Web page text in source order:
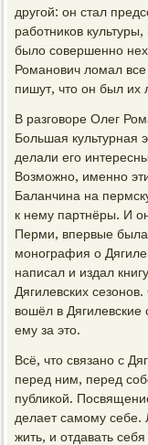
другой: он стал
работников
было совершенно
Романович ломал
пишут, что он был
В разговоре Олег
Большая культурная
делали его
Возможно, именно
Баланчина на
к нему партнёры. И
Перми, впервые
монография о
написал и издал
Дягилевских
вошёл в Дягилевские
ему за это.
Всё, что связано с
перед ним, перед
публикой.
делает самому себе.
жить, и отдавать